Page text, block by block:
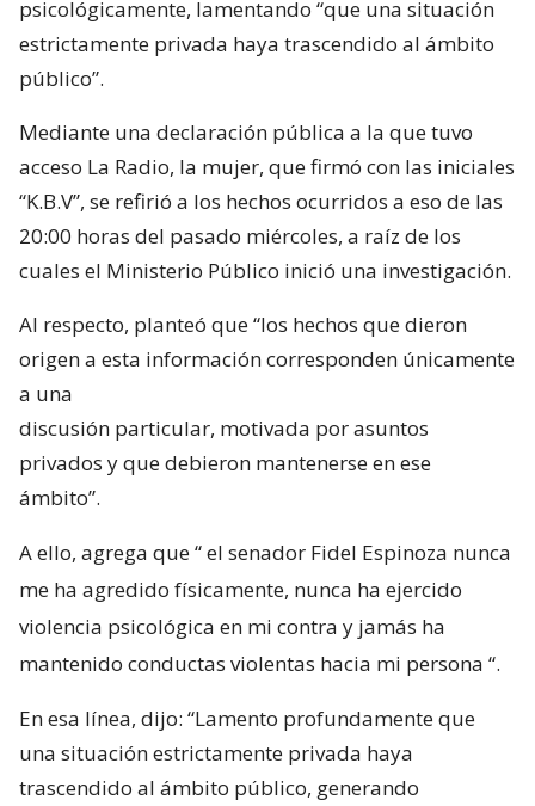
psicológicamente, lamentando “que una situación
estrictamente privada haya trascendido al ámbito
público”.
Mediante una declaración pública a la que tuvo
acceso La Radio, la mujer, que firmó con las iniciales
“K.B.V”, se refirió a los hechos ocurridos a eso de las
20:00 horas del pasado miércoles, a raíz de los
cuales el Ministerio Público inició una investigación.
Al respecto, planteó que “los hechos que dieron
origen a esta información corresponden únicamente
a una
discusión particular, motivada por asuntos
privados y que debieron mantenerse en ese
ámbito”.
A ello, agrega que “el senador Fidel Espinoza nunca
me ha agredido físicamente, nunca ha ejercido
violencia psicológica en mi contra y jamás ha
mantenido conductas violentas hacia mi persona “.
En esa línea, dijo: “Lamento profundamente que
una situación estrictamente privada haya
trascendido al ámbito público, generando